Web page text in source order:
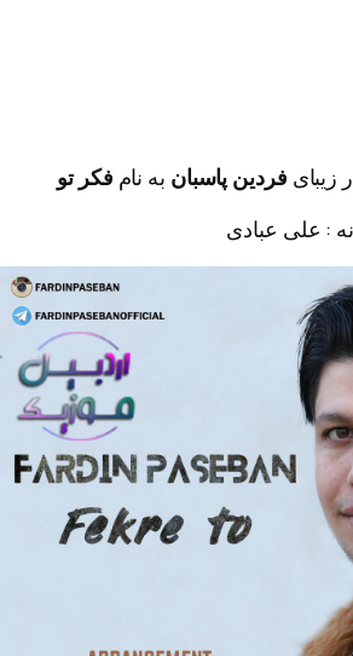
زیبای فردین پاسبان به نام فکر تو
: علی عبادی